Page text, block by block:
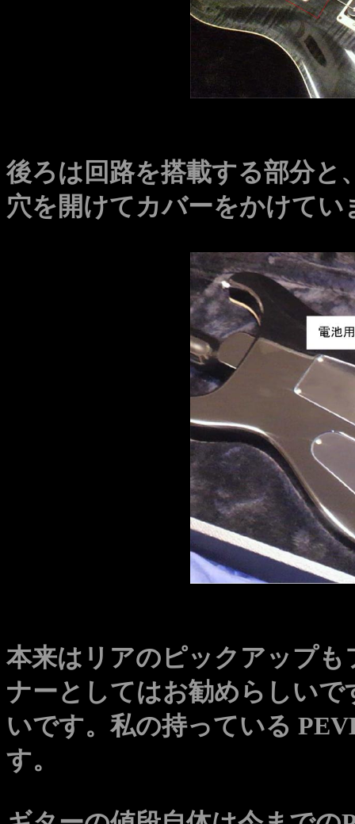
後ろは回路を搭載する部分と
穴を開けてカバーをかけてい
本来はリアのピックアップ
ナーとしてはお勧めらしい
いです。私の持っている
す。